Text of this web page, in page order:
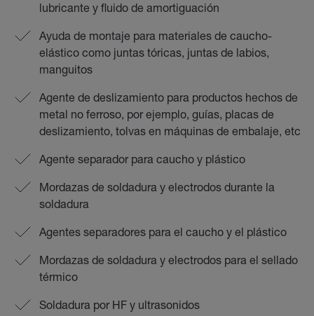
lubricante y fluido de amortiguación
Ayuda de montaje para materiales de caucho-
elástico como juntas tóricas, juntas de labios,
manguitos
Agente de deslizamiento para productos hechos de
metal no ferroso, por ejemplo, guías, placas de
deslizamiento, tolvas en máquinas de embalaje, etc
Agente separador para caucho y plástico
Mordazas de soldadura y electrodos durante la
soldadura
Agentes separadores para el caucho y el plástico
Mordazas de soldadura y electrodos para el sellado
térmico
Soldadura por HF y ultrasonidos